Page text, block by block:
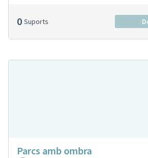
0 Suports
Parcs amb ombra